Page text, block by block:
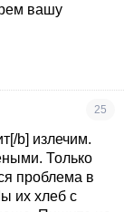
вашу
25
b] излечим.
Только
проблема в
их хлеб с